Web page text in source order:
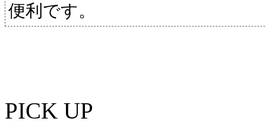
便利です。
PICK UP